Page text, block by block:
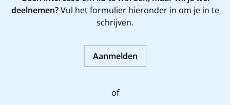
deelnemen?Vul het formulier hieronder in om je in te
schrijven.
Aanmelden
of